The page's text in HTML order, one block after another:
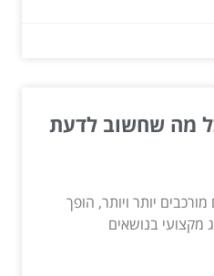
מה שחשוב לדעת
יותר ויותר, הופך
מקצועי בנושאים